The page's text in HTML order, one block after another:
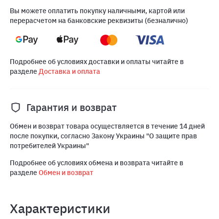
Вы можете оплатить покупку наличными, картой или
перерасчетом на банковские реквизиты (безналично)
Подробнее об условиях доставки и оплаты читайте в
разделеДоставка и оплата
Гарантия и возврат
Обмен и возврат товара осуществляется в течение 14 дней
после покупки, согласно Закону Украины "О защите прав
потребителей Украины"
Подробнее об условиях обмена и возврата читайте в
разделеОбмен и возврат
Характеристики